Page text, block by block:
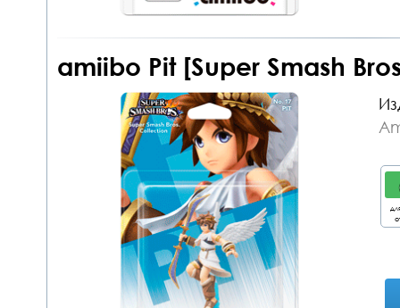
amiibo Pit [Super Smash